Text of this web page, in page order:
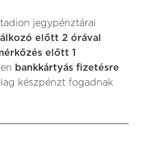
jegypénztárai
előtt 2 órával
előtt 1
bankkártyás fizetésre
készpénzt fogadnak